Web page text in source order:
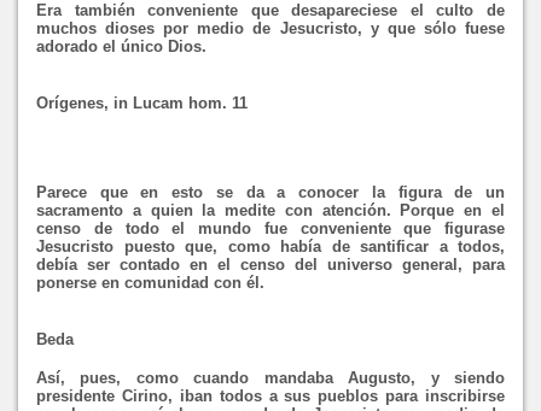
Era también conveniente que desapareciese el culto de
muchos dioses por medio de Jesucristo, y que sólo fuese
adorado el único Dios.
Orígenes, in Lucam hom. 11
Parece que en esto se da a conocer la figura de un
sacramento a quien la medite con atención. Porque en el
censo de todo el mundo fue conveniente que figurase
Jesucristo puesto que, como había de santificar a todos,
debía ser contado en el censo del universo general, para
ponerse en comunidad con él.
Beda
Así, pues, como cuando mandaba Augusto, y siendo
presidente Cirino, iban todos a sus pueblos para inscribirse